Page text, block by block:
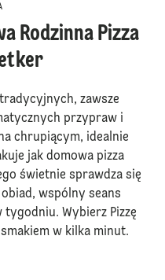
Rodzinna Pizza
tradycyjnych, zawsze
przypraw i
chrupiącym, idealnie
jak domowa pizza
świetnie sprawdza się
wspólny seans
Wybierz Pizzę
w kilka minut.